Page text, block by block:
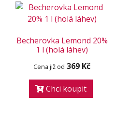
Becherovka Lemond 20%
1 l (holá láhev)
Cena již od 369 Kč
Chci koupit